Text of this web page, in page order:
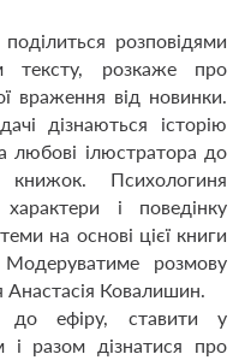
розповідями
тексту, розкаже про
враження від новинки.
дізнаються історію
любові ілюстратора до
книжок. Психологиня
і поведінку
на основі цієї книги
розмову
Анастасія Ковалишин.
до ефіру, ставити у
і разом дізнатися про